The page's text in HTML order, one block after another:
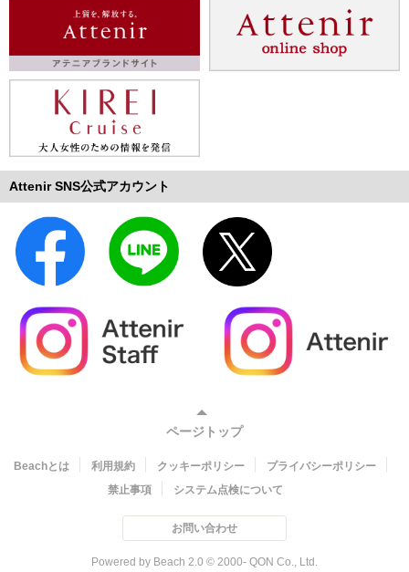
Attenir SNS公式アカウント
ページトップ
Beachとは 利用規約 クッキーポリシー
プライバシーポリシー
禁止事項
システム点検について
お問い合わせ
Powered by Beach 2.0 © 2000- QON Co., Ltd.